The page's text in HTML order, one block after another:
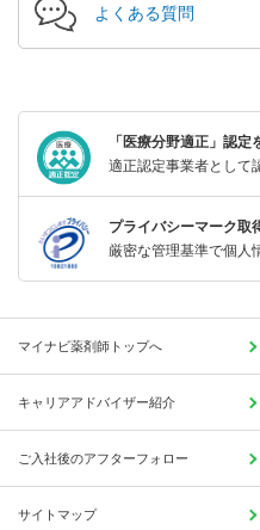
よくある質問
「医療分野適正」認定
適正認定事業者として
プライバシーマーク取
厳密な管理基準で個人
マイナビ薬剤師トップへ
キャリアアドバイザー紹介
ご入社後のアフターフォロー
サイトマップ